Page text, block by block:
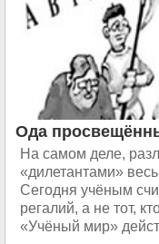
Ода
На самом деле,
«дилетантами»
Сегодня учёным
регалий, а не тот,
«Учёный мир»